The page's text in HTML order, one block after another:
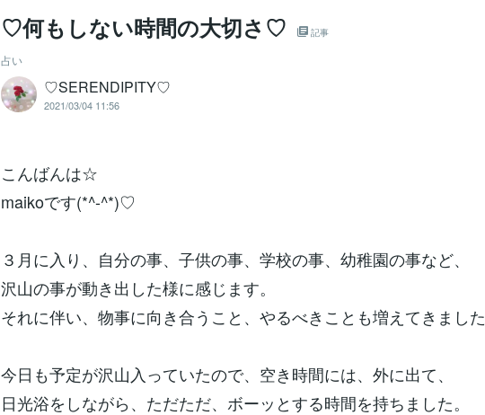
♡何もしない時間の大切さ♡ 記事
占い
♡SERENDIPITY♡
2021/03/04 11:56
こんばんは☆
maikoです(*^-^*)♡
３月に入り、自分の事、子供の事、学校の事、幼稚園の事など、
沢山の事が動き出した様に感じます。
それに伴い、物事に向き合うこと、やるべきことも増えてきまし
今日も予定が沢山入っていたので、空き時間には、外に出て、
日光浴をしながら、ただただ、ボーッとする時間を持ちました。